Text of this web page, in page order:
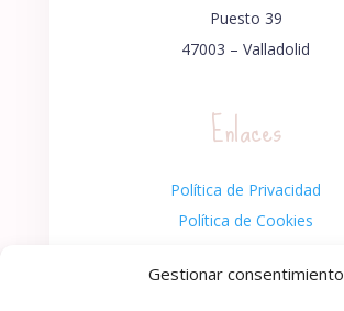
Gestionar consentimiento
Puesto 39
47003 – Valladolid
Enlaces
Política de Privacidad
Política de Cookies